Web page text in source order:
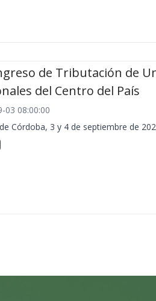
de Tributación de
del Centro del País
03 08:00:00
Córdoba, 3 y 4 de septiembre de